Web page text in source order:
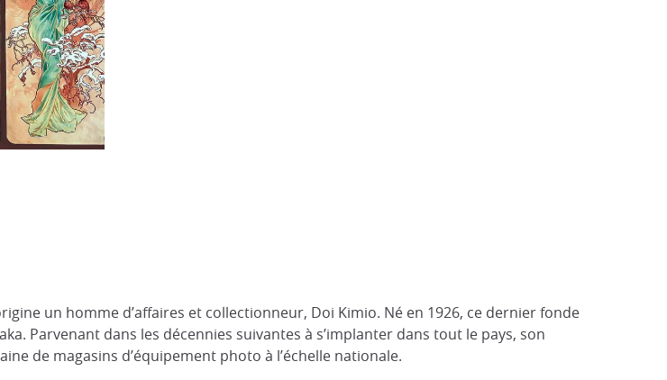
un homme d’affaires et collectionneur, Doi Kimio. Né en 1926, ce dernier fonde
Parvenant dans les décennies suivantes à s’implanter dans tout le pays, son
de magasins d’équipement photo à l’échelle nationale.